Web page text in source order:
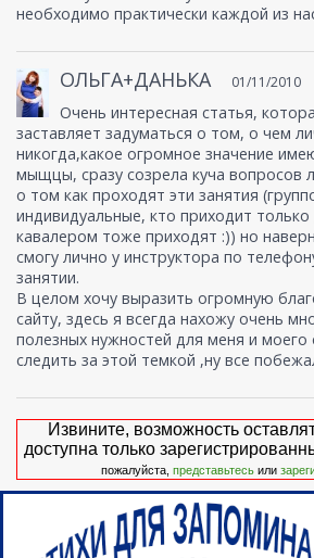
необходимо практически каждой из
ОЛЬГА+ДАНЬКА 01/11/2010
Очень интересная статья,
заставляет задуматься о том, о чем
никогда,какое огромное значение
мыщцы, сразу созрела куча вопросов
о том как проходят эти занятия
индивидуальные, кто приходит
кавалером тоже приходят :)) но
смогу лично у инструктора по
занятии.
В целом хочу выразить огромную
сайту, здесь я всегда нахожу очень
полезных нужностей для меня и моего
следить за этой темкой ,ну все
Извините, возможность
доступна только
пожалуйста, представьтесь или